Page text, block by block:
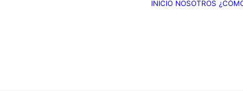
INICIO NOSOTROS